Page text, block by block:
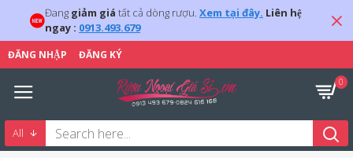
Đang giảm giá tất cả dòng rượu. Xem tại đây. Liên hệ
ngay : 0913.493.679
ĐĂNG NHẬP ĐĂNG KÝ
0
All